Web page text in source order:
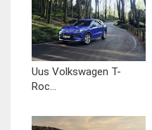
Uus Volkswagen T-
Roc...